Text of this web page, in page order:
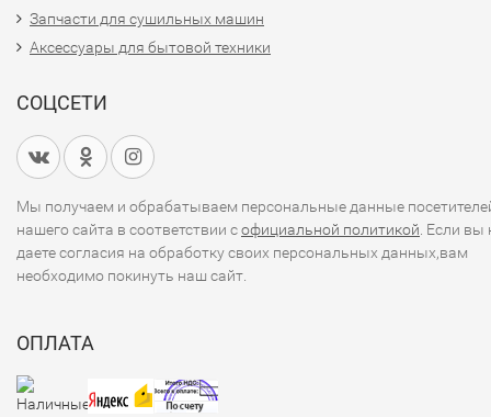
Запчасти для сушильных машин
Аксессуары для бытовой техники
СОЦСЕТИ
Мы получаем и обрабатываем персональные данные
нашего сайта в соответствии софициальной политикой . Если вы
даете согласия на обработку своих персональных данных,вам
необходимо покинуть наш сайт.
ОПЛАТА